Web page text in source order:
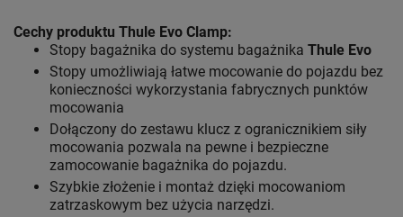
Cechy produktu Thule Evo Clamp:
Stopy bagażnika do systemu bagażnika Thule Evo
Stopy umożliwiają łatwe mocowanie do pojazdu bez
konieczności wykorzystania fabrycznych punktów
mocowania
Dołączony do zestawu klucz z ogranicznikiem siły
mocowania pozwala na pewne i bezpieczne
zamocowanie bagażnika do pojazdu.
Szybkie złożenie i montaż dzięki mocowaniom
zatrzaskowym bez użycia narzędzi.